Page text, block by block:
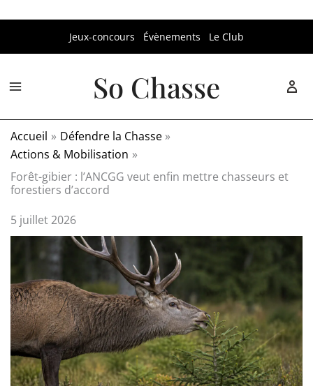
Jeux-concours Évènements Le Club
So Chasse
Accueil
Défendre la Chasse
Actions & Mobilisation
Forêt-gibier : l’ANCGG veut enfin mettre chasseurs et
forestiers d’accord
5 juillet 2026